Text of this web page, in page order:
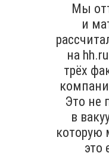
Мы
и
на
трёх
Это не
в
которую
это